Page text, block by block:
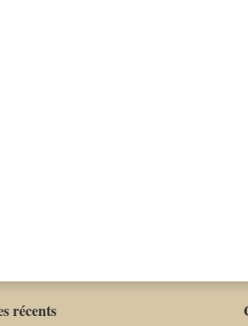
récents